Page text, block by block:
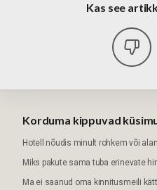
Kas see
Korduma kippuvad
Hotell nõudis minult rohkem või
Miks pakute sama tuba erinevate
Ma ei saanud oma kinnitusmeili